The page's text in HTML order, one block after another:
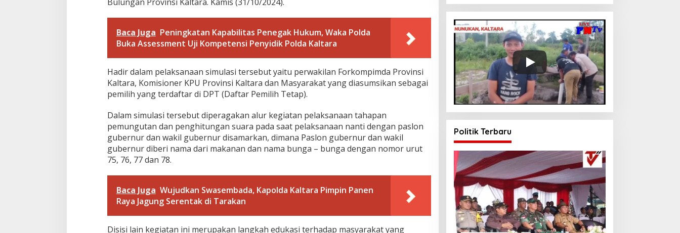
g
a
m
a
n
S
i
u
l
a
s
i
m
n
g
a
Baca Juga Peningkatan Kapabilitas Penegak Hukum, Waka Polda
Buka Assessment Uji Kompetensi Penyidik Polda Kaltara
Hadir dalam pelaksanaan simulasi tersebut yaitu perwakilan Forkompimda Provinsi
Kaltara, Komisioner KPU Provinsi Kaltara dan Masyarakat yang diasumsikan sebagai
pemilih yang terdaftar di DPT (Daftar Pemilih Tetap).
Dalam simulasi tersebut diperagakan alur kegiatan pelaksanaan tahapan
pemungutan dan penghitungan suara pada saat pelaksanaan nanti dengan paslon
gubernur dan wakil gubernur disamarkan, dimana Paslon gubernur dan wakil
gubernur diberi nama dari makanan dan nama bunga – bunga dengan nomor urut
75, 76, 77 dan 78.
Baca Juga Wujudkan Swasembada, Kapolda Kaltara Pimpin Panen
Raya Jagung Serentak di Tarakan
Disisi lain kegiatan ini merupakan langkah edukasi terhadap masyarakat yang
Politik Terbaru